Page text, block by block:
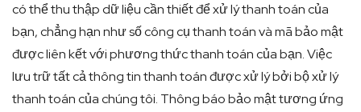
có thể thu thập dữ liệu cần thiết để xử lý thanh toán của
bạn, chẳng hạn như số công cụ thanh toán và mã bảo mật
được liên kết với phương thức thanh toán của bạn. Việc
lưu trữ tất cả thông tin thanh toán được xử lý bởi bộ xử lý
thanh toán của chúng tôi. Thông báo bảo mật tương ứng